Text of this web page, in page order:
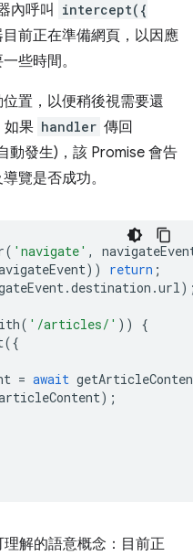
內呼叫
intercept({
前正在準備網頁，以因應
些時間。
置，以便稍後視需要還
如果 handler 傳回
動發生)，該 Promise 會告
覽是否成功。
( 'navigate' ,
)) return ;
.destination .url
( '/articles/' ))
{
({
= await
);
解的語意概念：目前正